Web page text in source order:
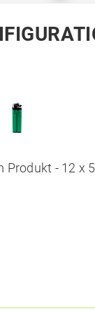
Produkt - 12 x